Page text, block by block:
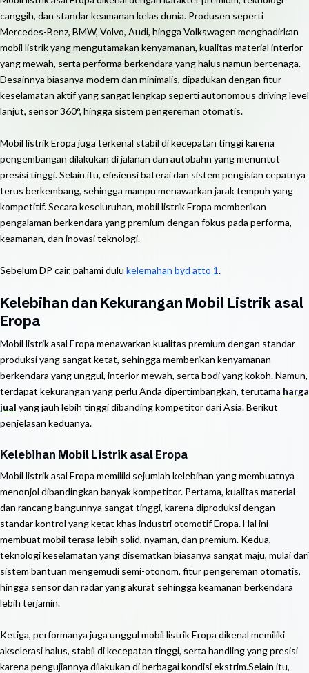
canggih, dan standar keamanan kelas dunia. Produsen seperti
Mercedes-Benz, BMW, Volvo, Audi, hingga Volkswagen menghadirkan
mobil listrik yang mengutamakan kenyamanan, kualitas material interior
yang mewah, serta performa berkendara yang halus namun bertenaga.
Desainnya biasanya modern dan minimalis, dipadukan dengan fitur
keselamatan aktif yang sangat lengkap seperti autonomous driving level
lanjut, sensor 360°, hingga sistem pengereman otomatis.
Mobil listrik Eropa juga terkenal stabil di kecepatan tinggi karena
pengembangan dilakukan di jalanan dan autobahn yang menuntut
presisi tinggi. Selain itu, efisiensi baterai dan sistem pengisian cepatnya
terus berkembang, sehingga mampu menawarkan jarak tempuh yang
kompetitif. Secara keseluruhan, mobil listrik Eropa memberikan
pengalaman berkendara yang premium dengan fokus pada performa,
keamanan, dan inovasi teknologi.
Sebelum DP cair, pahami dulu kelemahan byd atto 1.
Kelebihan dan Kekurangan Mobil Listrik asal
Eropa
Mobil listrik asal Eropa menawarkan kualitas premium dengan standar
produksi yang sangat ketat, sehingga memberikan kenyamanan
berkendara yang unggul, interior mewah, serta bodi yang kokoh. Namun,
terdapat kekurangan yang perlu Anda dipertimbangkan, terutama harga
jual yang jauh lebih tinggi dibanding kompetitor dari Asia. Berikut
penjelasan keduanya.
Kelebihan Mobil Listrik asal Eropa
Mobil listrik asal Eropa memiliki sejumlah kelebihan yang membuatnya
menonjol dibandingkan banyak kompetitor. Pertama, kualitas material
dan rancang bangunnya sangat tinggi, karena diproduksi dengan
standar kontrol yang ketat khas industri otomotif Eropa. Hal ini
membuat mobil terasa lebih solid, nyaman, dan premium. Kedua,
teknologi keselamatan yang disematkan biasanya sangat maju, mulai dari
sistem bantuan mengemudi semi-otonom, fitur pengereman otomatis,
hingga sensor dan radar yang akurat sehingga keamanan berkendara
lebih terjamin.
Ketiga, performanya juga unggul mobil listrik Eropa dikenal memiliki
akselerasi halus, stabil di kecepatan tinggi, serta handling yang presisi
karena pengujiannya dilakukan di berbagai kondisi ekstrim.Selain itu,